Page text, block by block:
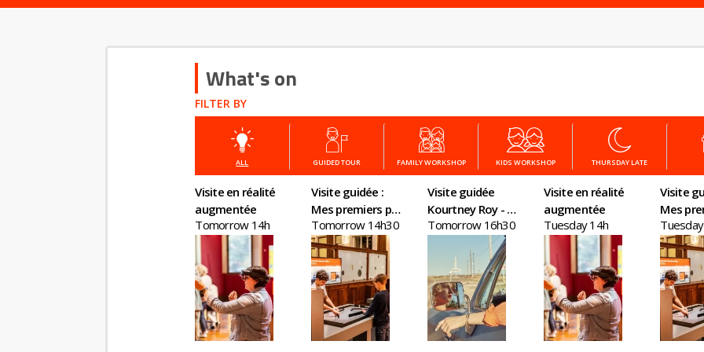
What's on
FILTER BY
ALL GUIDED TOUR FAMILY WORKSHOP KIDS WORKSHOP THURSDAY LATE
Visite en réalité
augmentée
Tomorrow 14h
Visite guidée :
Mes premiers pas
en économie
Tomorrow 14h30
Visite guidée
Kourtney Roy - All
Inclusive
Tomorrow 16h30
Visite en réalité
augmentée
Tuesday 14h
Visite
Mes
en